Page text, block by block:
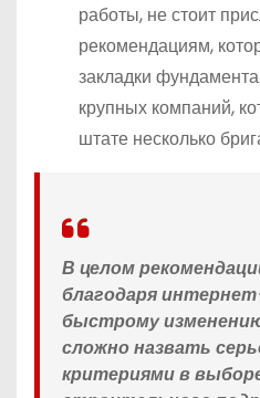
работы, не стоит
рекомендациям,
закладки
крупных компаний,
штате несколько
В целом
благодаря
быстрому
сложно назвать
критериями в